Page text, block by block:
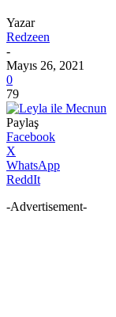
Yazar
Redzeen
-
Mayıs 26, 2021
0
79
Paylaş
Facebook
X
WhatsApp
ReddIt
-Advertisement-